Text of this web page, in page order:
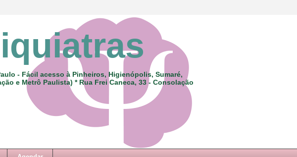
- Fácil acesso à Pinheiros, Higienópolis, Sumaré,
e Metrô Paulista) * Rua Frei Caneca, 33 - Consolação